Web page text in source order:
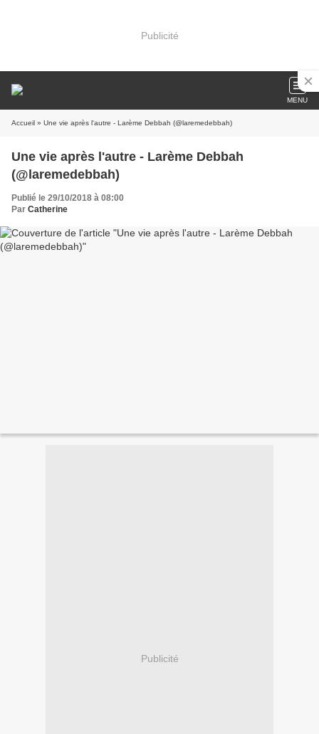
Publicité
MENU
Accueil » Une vie après l'autre - Larème Debbah (@laremedebbah)
Une vie après l'autre - Larème Debbah
(@laremedebbah)
Publié le 29/10/2018 à 08:00
Par Catherine
Publicité